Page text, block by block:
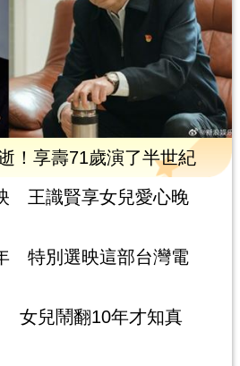
！享壽71歲演了半世紀
王識賢享女兒愛心晚
特別選映這部台灣電
女兒鬧翻10年才知真